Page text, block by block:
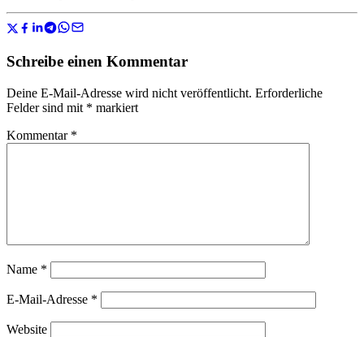
Schreibe einen Kommentar
Deine E-Mail-Adresse wird nicht veröffentlicht. Erforderliche
Felder sind mit * markiert
Kommentar *
Name *
E-Mail-Adresse *
Website